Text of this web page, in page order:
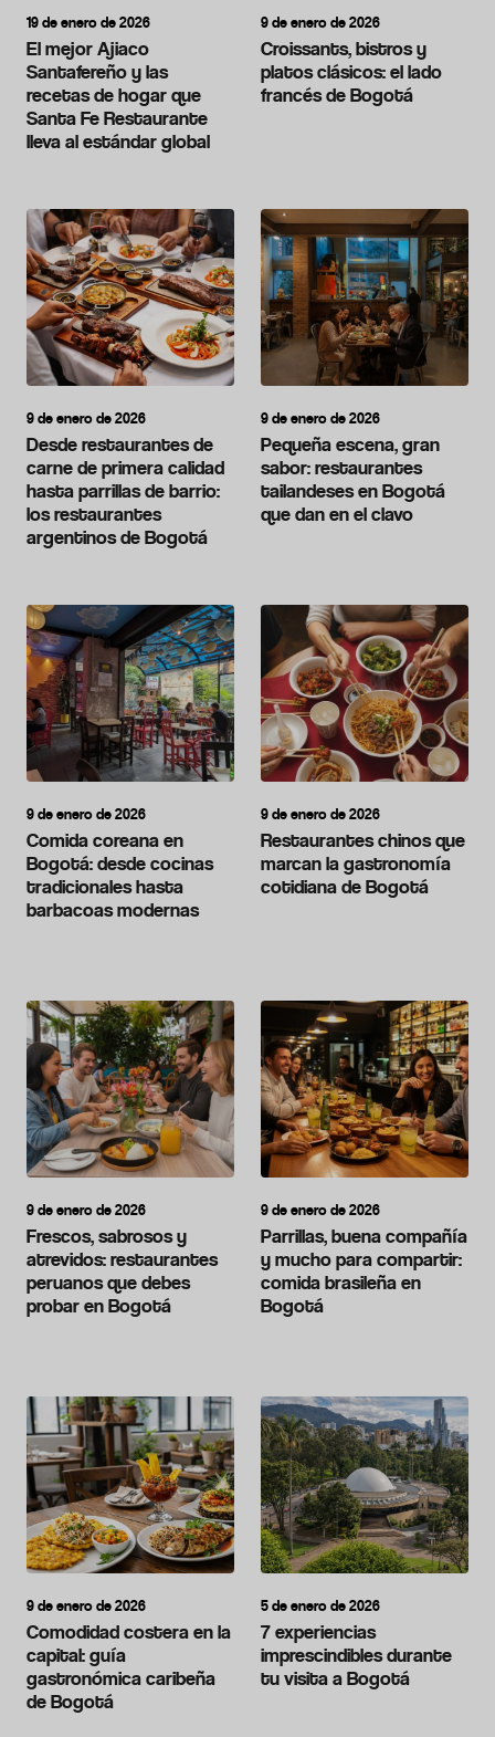
19 de enero de 2026
El mejor Ajiaco
Santafereño y las
recetas de hogar que
Santa Fe Restaurante
lleva al estándar global
9 de enero de 2026
Croissants, bistros y
platos clásicos: el lado
francés de Bogotá
9 de enero de 2026
Desde restaurantes de
carne de primera calidad
hasta parrillas de barrio:
los restaurantes
argentinos de Bogotá
9 de enero de 2026
Pequeña escena, gran
sabor: restaurantes
tailandeses en Bogotá
que dan en el clavo
9 de enero de 2026
Comida coreana en
Bogotá: desde cocinas
tradicionales hasta
barbacoas modernas
9 de enero de 2026
Restaurantes chinos que
marcan la gastronomía
cotidiana de Bogotá
9 de enero de 2026
Frescos, sabrosos y
atrevidos: restaurantes
peruanos que debes
probar en Bogotá
9 de enero de 2026
Parrillas, buena compañía
y mucho para compartir:
comida brasileña en
Bogotá
9 de enero de 2026
Comodidad costera en la
capital: guía
gastronómica caribeña
de Bogotá
5 de enero de 2026
7 experiencias
imprescindibles durante
tu visita a Bogotá